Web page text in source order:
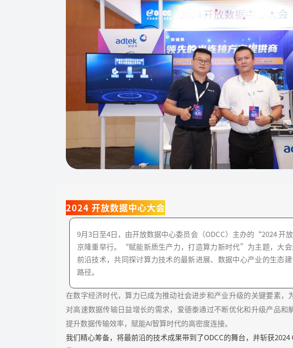
2024 开放数据中心大会
9月3日至4日，由开放数据中心委员会（ODCC）主办的“2024 开
京隆重举行。“赋能新质生产力，打造算力新时代”为主题，大
前沿技术，共同探讨算力技术的最新进展、数据中心产业的生态
路径。
在数字经济时代，算力已成为推动社会进步和产业升级的关键要素，
对高速数据传输日益增长的需求，爱德泰通过不断优化和升级产品和
提升数据传输效率，赋能AI智算时代的高密度连接。
我们精心筹备，将最前沿的技术成果带到了ODCC的舞台，并斩获